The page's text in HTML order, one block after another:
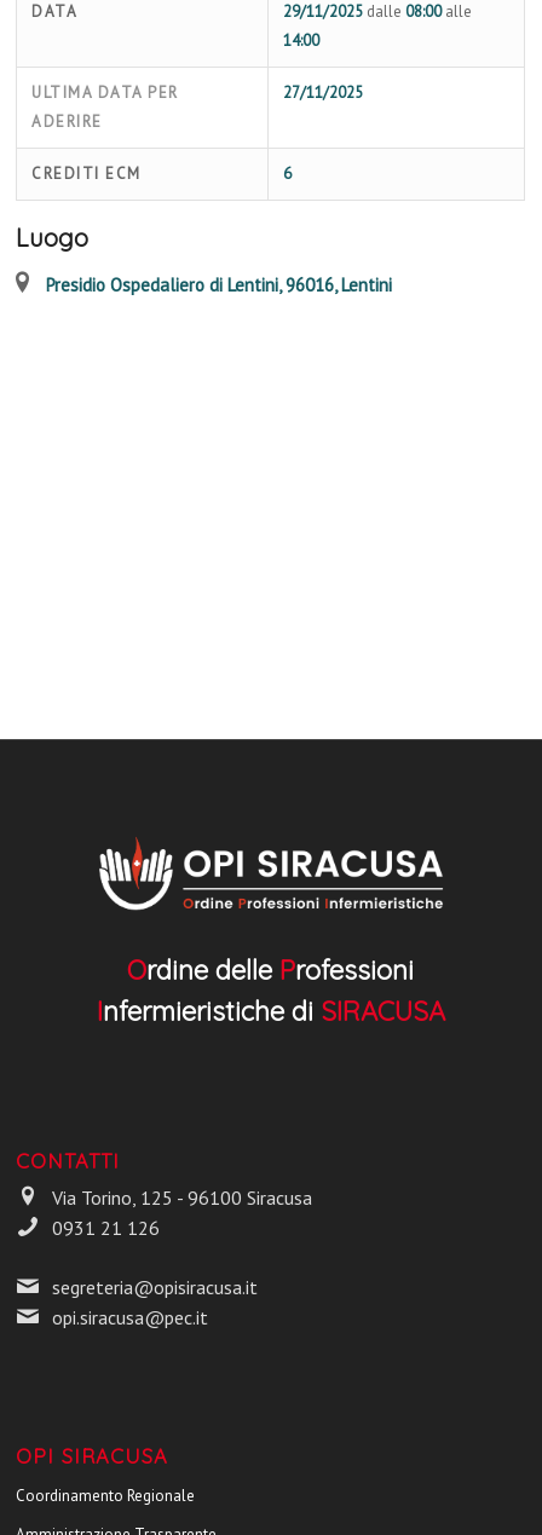
DATA 29/11/2025 dalle08:00alle
14:00
ULTIMA DATA PER
ADERIRE
27/11/2025
CREDITI ECM 6
Luogo
Presidio Ospedaliero di Lentini, 96016, Lentini
Ordine delle Professioni
Infermieristiche di SIRACUSA
CONTATTI
Via Torino, 125 - 96100 Siracusa
0931 21 126
segreteria@opisiracusa.it
opi.siracusa@pec.it
OPI SIRACUSA
Coordinamento Regionale